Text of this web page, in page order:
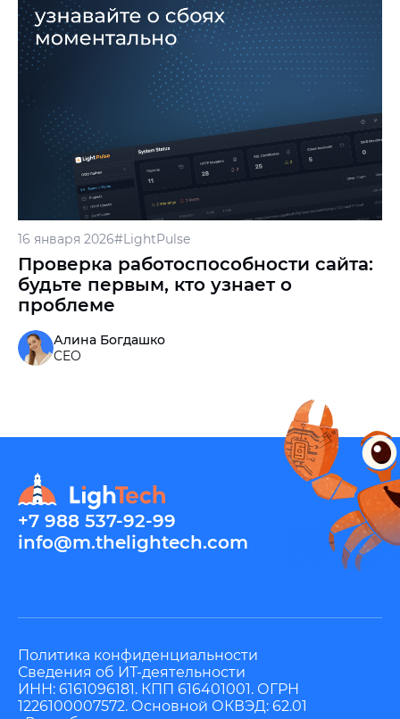
16 января 2026#LightPulse
Проверка работоспособности сайта:
будьте первым, кто узнает о
проблеме
Алина Богдашко
CEO
+7 988 537-92-99
info@m.thelightech.com
Политика конфиденциальности
Сведения об ИТ-деятельности
ИНН: 6161096181. КПП 616401001. ОГРН
1226100007572. Основной ОКВЭД: 62.01